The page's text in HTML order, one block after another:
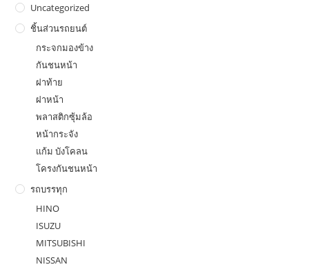
Uncategorized
ชิ้นส่วนรถยนต์
กระจกมองข้าง
กันชนหน้า
ฝาท้าย
ฝาหน้า
พลาสติกซุ้มล้อ
หน้ากระจัง
แก้ม บังโคลน
โครงกันชนหน้า
รถบรรทุก
HINO
ISUZU
MITSUBISHI
NISSAN